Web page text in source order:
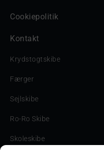
Cookiepolitik
Kontakt
Krydstogtskibe
Færger
Sejlskibe
Ro-Ro Skibe
Skoleskibe